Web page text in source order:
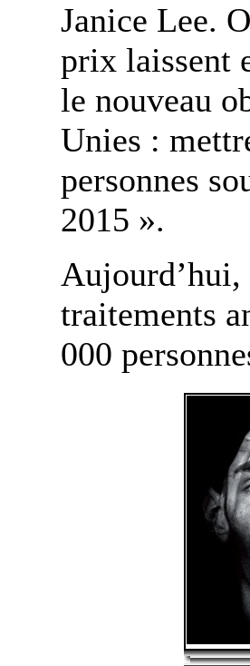
Janice Lee.
prix laissent
le nouveau
Unies :
personnes
2015 ».
Aujourd’hui,
traitements
000